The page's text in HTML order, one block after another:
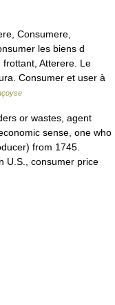
Consumere,
les biens d
Atterere. Le
Consumer et user à
or wastes, agent
sense, one who
from 1745.
U.S., consumer price